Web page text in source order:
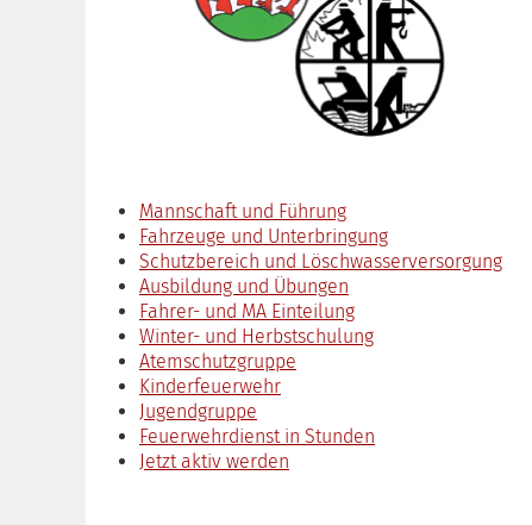
Mannschaft und Führung
Fahrzeuge und Unterbringung
Schutzbereich und Löschwasserversorgung
Ausbildung und Übungen
Fahrer- und MA Einteilung
Winter- und Herbstschulung
Atemschutzgruppe
Kinderfeuerwehr
Jugendgruppe
Feuerwehrdienst in Stunden
Jetzt aktiv werden